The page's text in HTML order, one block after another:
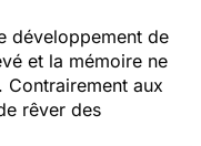
développement de
et la mémoire ne
Contrairement aux
rêver des